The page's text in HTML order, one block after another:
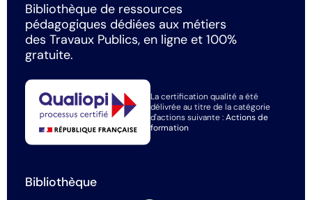
Bibliothèque de ressources
pédagogiques dédiées aux métiers
des Travaux Publics, en ligne et 100%
gratuite.
La certification qualité a été
délivrée au titre de la catégorie
d'actions suivante :Actions de
formation
Bibliothèque